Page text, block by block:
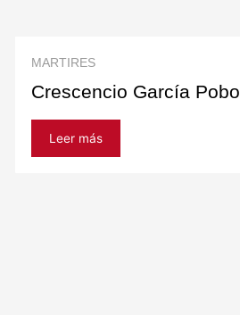
MARTIRES
Crescencio García Pobo
Leer más